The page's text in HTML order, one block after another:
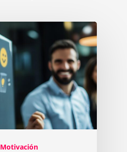
Motivación